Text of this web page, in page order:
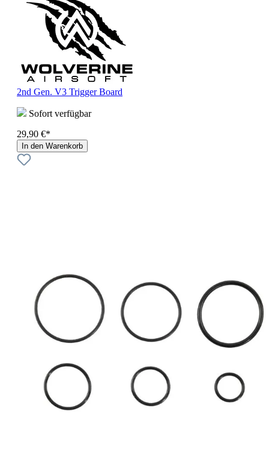
2nd Gen. V3 Trigger Board
Sofort verfügbar
29,90 €*
In den Warenkorb